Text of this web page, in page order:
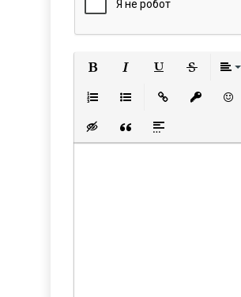
Вставка скрытого
Вставка цитаты
Вставка